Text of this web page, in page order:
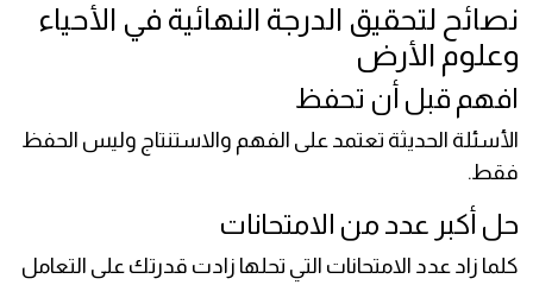
نصائح لتحقيق الدرجة النهائية في الأحياء
وعلوم الأرض
افهم قبل أن تحفظ
الأسئلة الحديثة تعتمد على الفهم والاستنتاج وليس الحفظ
فقط.
حل أكبر عدد من الامتحانات
كلما زاد عدد الامتحانات التي تحلها زادت قدرتك على التعامل